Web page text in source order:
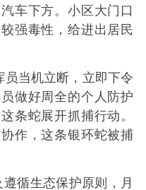
车下方。小区大门口
强毒性，给进出居民
当机立断，立即下令
做好周全的个人防护
条蛇展开抓捕行动。
作，这条银环蛇被捕
循生态保护原则，月